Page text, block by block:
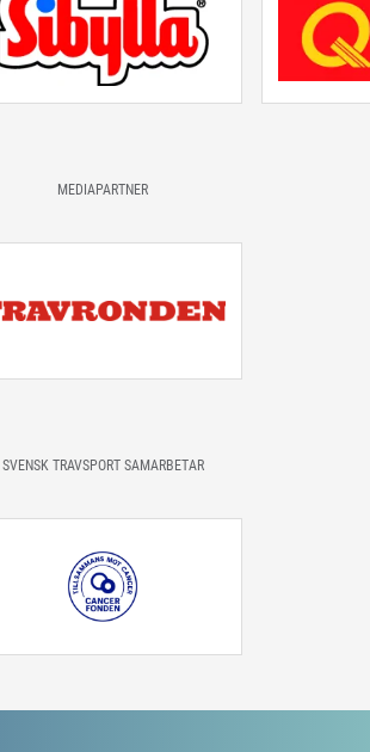
MEDIAPARTNER
SVENSK TRAVSPORT SAMARBETAR